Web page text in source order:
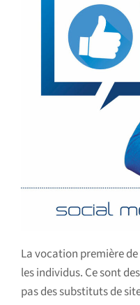
La vocation première de
les individus. Ce sont
pas des substituts de